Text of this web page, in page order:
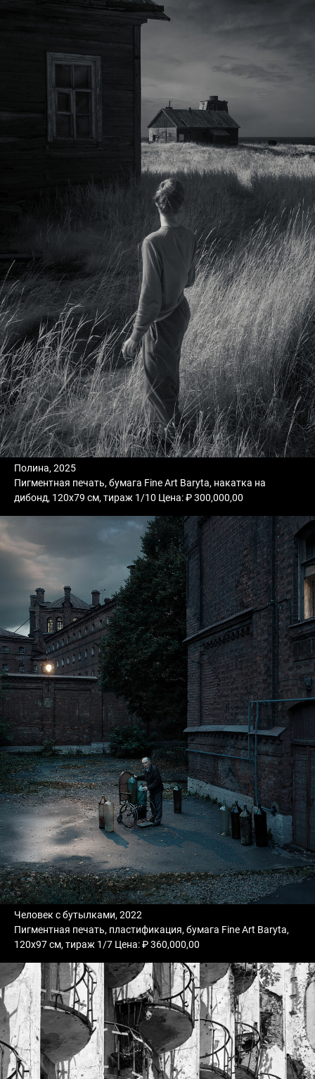
Полина, 2025
Пигментная печать, бумага Fine Art Baryta, накатка на
дибонд, 120х79 см, тираж 1/10 Цена: ₽ 300,000,00
Человек с бутылками, 2022
Пигментная печать, пластификация, бумага Fine Art Baryta,
120х97 см, тираж 1/7 Цена: ₽ 360,000,00